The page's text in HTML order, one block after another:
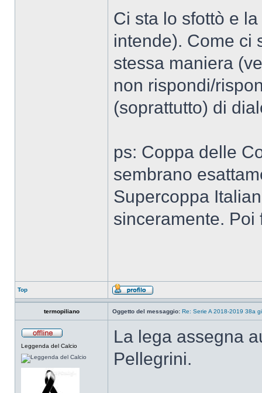
Ci sta lo sfottò e
intende). Come ci
stessa maniera
non rispondi/
(soprattutto) di
ps: Coppa delle
sembrano
Supercoppa
sinceramente. Poi
Top
termopiliano Oggetto del messaggio: Re: Serie A 2018-2019 38a
Leggenda del Calcio
La lega assegna
Pellegrini.